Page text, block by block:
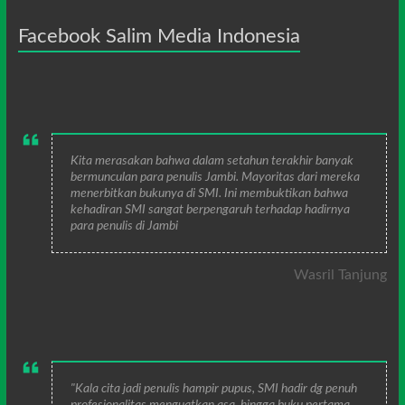
Facebook Salim Media Indonesia
Kita merasakan bahwa dalam setahun terakhir banyak
bermunculan para penulis Jambi. Mayoritas dari mereka
menerbitkan bukunya di SMI. Ini membuktikan bahwa
kehadiran SMI sangat berpengaruh terhadap hadirnya
para penulis di Jambi
Wasril Tanjung
"Kala cita jadi penulis hampir pupus, SMI hadir dg penuh